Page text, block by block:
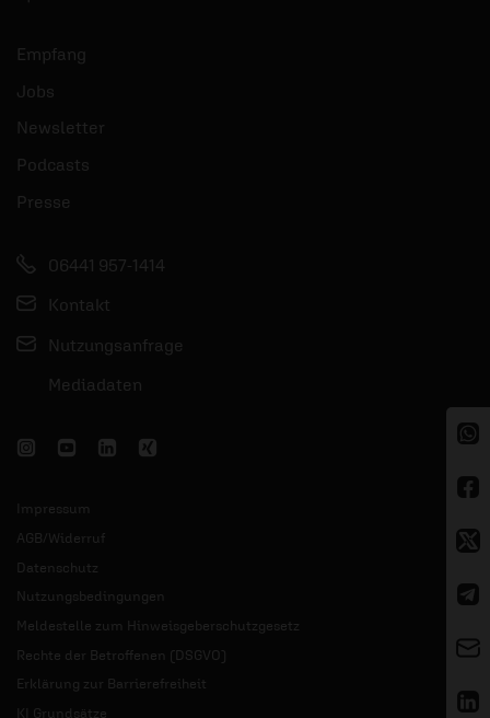
Empfang
Jobs
Newsletter
Podcasts
Presse
06441 957-1414
Kontakt
Nutzungsanfrage
Mediadaten
Impressum
AGB/Widerruf
Datenschutz
Nutzungsbedingungen
Meldestelle zum Hinweisgeberschutzgesetz
Rechte der Betroffenen (DSGVO)
Erklärung zur Barrierefreiheit
KI Grundsätze